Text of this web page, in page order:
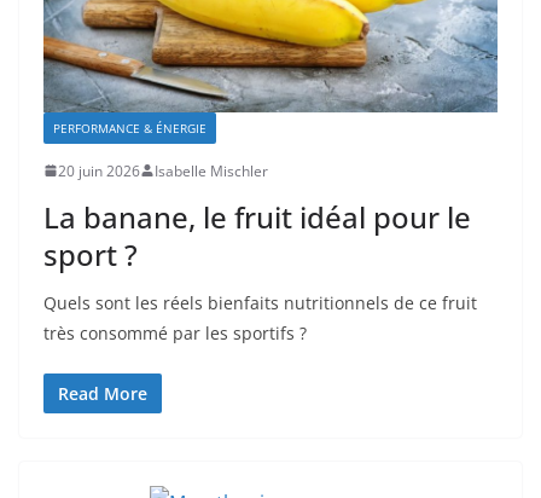
PERFORMANCE & ÉNERGIE
20 juin 2026 Isabelle Mischler
La banane, le fruit idéal pour le
sport ?
Quels sont les réels bienfaits nutritionnels de ce fruit
très consommé par les sportifs ?
Read More